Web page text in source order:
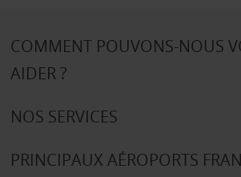
COMMENT POUVONS-NOUS
AIDER ?
NOS SERVICES
PRINCIPAUX AÉROPORTS